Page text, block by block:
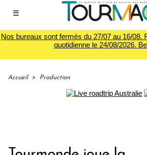
☰
Nos bureaux sont fermés du 27/07 au 16/08.
quotidienne le 24/08/2026.
Accueil > Production